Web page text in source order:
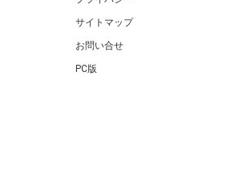
サイトマップ
お問い合せ
PC版